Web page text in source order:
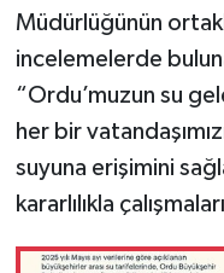
Müdürlüğünün
incelemelerde
“Ordu’muzun su
her bir
suyuna erişimini
kararlılıkla